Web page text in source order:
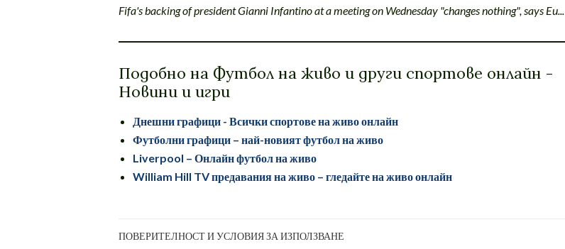
Fifa's backing of president Gianni Infantino at a meeting on Wednesday "changes nothing", says Eu...
Подобно на Футбол на живо и други спортове онлайн -
Новини и игри
Днешни графици - Всички спортове на живо онлайн
Футболни графици – най-новият футбол на живо
Liverpool – Онлайн футбол на живо
William Hill TV предавания на живо – гледайте на живо онлайн
ПОВЕРИТЕЛНОСТ И УСЛОВИЯ ЗА ИЗПОЛЗВАНЕ